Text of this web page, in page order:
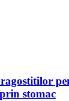
stomac